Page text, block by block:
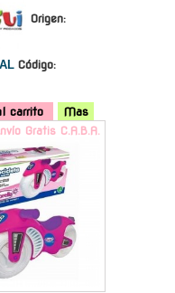
Origen:
Código:
carrito
Mas
Gratis C.A.B.A.